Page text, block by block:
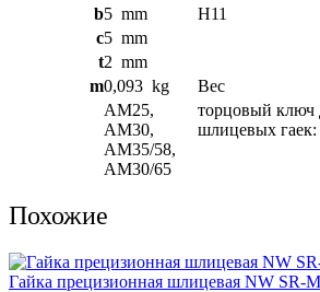
b5 mm
H11
c5 mm
t2 mm
m0,093 kg
Вес
AM25,
AM30,
AM35/58,
AM30/65
торцовый ключ
шлицевых гаек:
Похожие
Гайка прецизионная шлицевая NW SR-